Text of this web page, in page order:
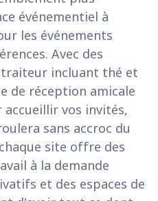
événementiel à
les événements
Avec des
incluant thé et
de réception amicale
vos invités,
sans accroc du
site offre des
à la demande
et des espaces de